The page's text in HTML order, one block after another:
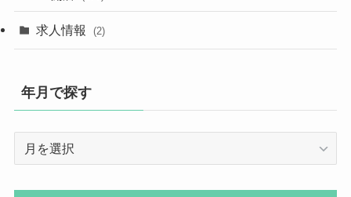
求人情報 (2)
年月で探す